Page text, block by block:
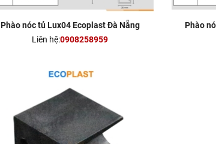
Phào nóc tủ Lux04 Ecoplast Đà Nẵng
Liên hệ:0908258959
Phào